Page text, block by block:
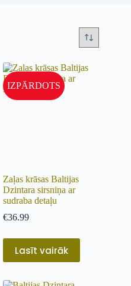
IZPĀRDOTS
Zaļas krāsas Baltijas
Dzintara sirsniņa ar
sudraba detaļu
€36.99
Lasīt vairāk